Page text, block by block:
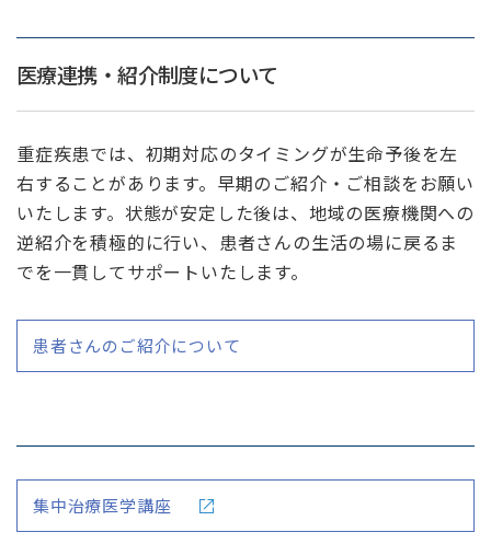
医療連携・紹介制度について
重症疾患では、初期対応のタイミングが生命予後を左
右することがあります。早期のご紹介・ご相談をお願い
いたします。状態が安定した後は、地域の医療機関への
逆紹介を積極的に行い、患者さんの生活の場に戻るま
でを一貫してサポートいたします。
患者さんのご紹介について
集中治療医学講座